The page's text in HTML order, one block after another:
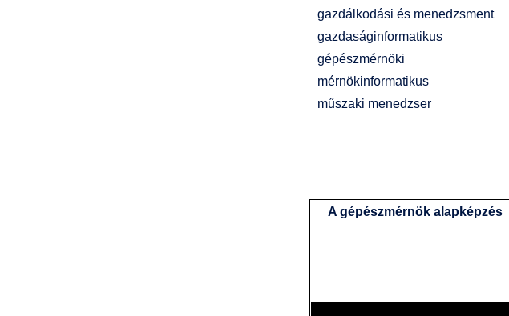
gazdálkodási és menedzsment
gazdaságinformatikus
gépészmérnöki
mérnökinformatikus
műszaki menedzser
A gépészmérnök alapképzés